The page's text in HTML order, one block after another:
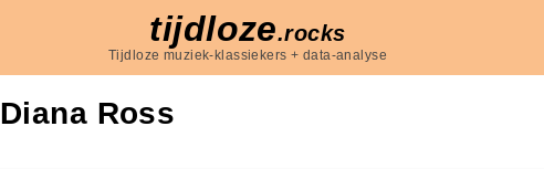
tijdloze.rocks
Tijdloze muziek-klassiekers + data-analyse
Diana Ross